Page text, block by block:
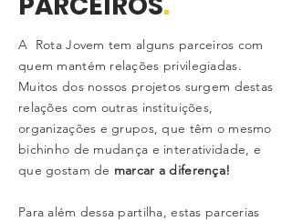
A Rota Jovem tem alguns parceiros com
quem mantém relações privilegiadas.
Muitos dos nossos projetos surgem destas
relações com outras instituições,
organizações e grupos, que têm o mesmo
bichinho de mudança e interatividade, e
que gostam de marcar a diferença!
Para além dessa partilha, estas parcerias